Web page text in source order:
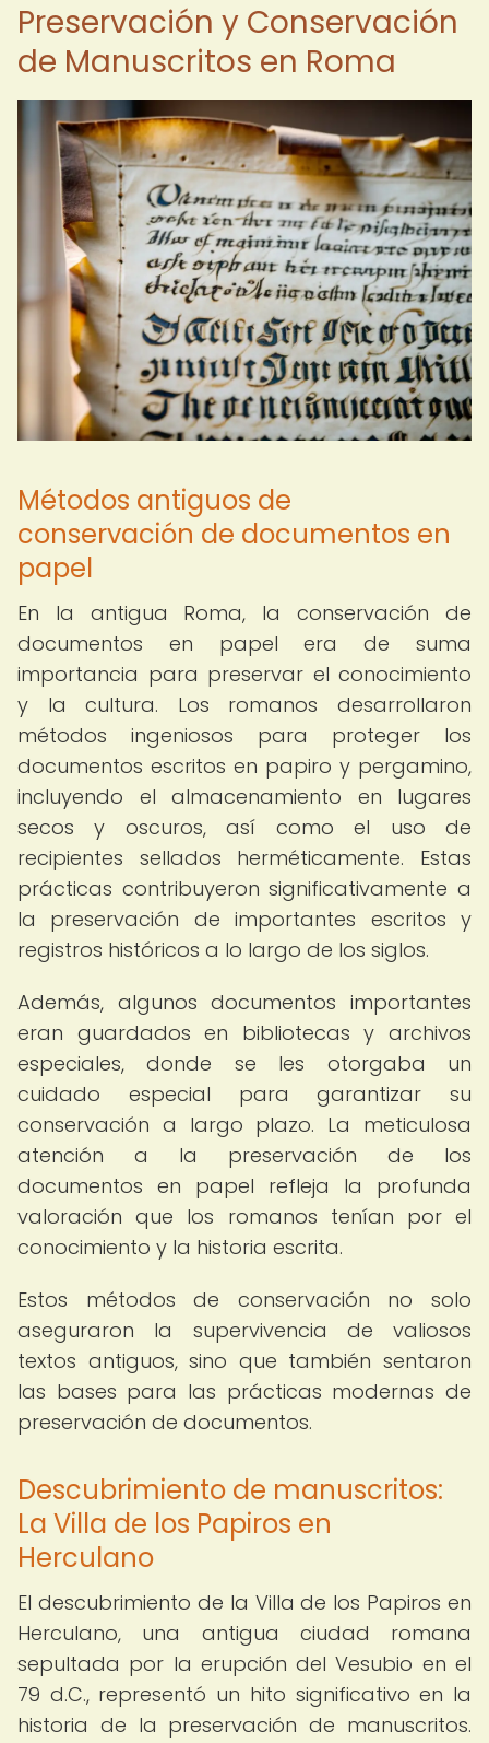
Preservación y Conservación
de Manuscritos en Roma
Métodos antiguos de
conservación de documentos en
papel
En la antigua Roma, la conservación de
documentos en papel era de suma
importancia para preservar el conocimiento
y la cultura. Los romanos desarrollaron
métodos ingeniosos para proteger los
documentos escritos en papiro y pergamino,
incluyendo el almacenamiento en lugares
secos y oscuros, así como el uso de
recipientes sellados herméticamente. Estas
prácticas contribuyeron significativamente a
la preservación de importantes escritos y
registros históricos a lo largo de los siglos.
Además, algunos documentos importantes
eran guardados en bibliotecas y archivos
especiales, donde se les otorgaba un
cuidado especial para garantizar su
conservación a largo plazo. La meticulosa
atención a la preservación de los
documentos en papel refleja la profunda
valoración que los romanos tenían por el
conocimiento y la historia escrita.
Estos métodos de conservación no solo
aseguraron la supervivencia de valiosos
textos antiguos, sino que también sentaron
las bases para las prácticas modernas de
preservación de documentos.
Descubrimiento de manuscritos:
La Villa de los Papiros en
Herculano
El descubrimiento de la Villa de los Papiros en
Herculano, una antigua ciudad romana
sepultada por la erupción del Vesubio en el
79 d.C., representó un hito significativo en la
historia de la preservación de manuscritos.